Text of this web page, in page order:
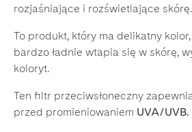
rozjaśniające i rozświetlające skórę.
To produkt, który ma delikatny
bardzo ładnie wtapia się w skórę,
koloryt.
Ten filtr przeciwsłoneczny
przed promieniowaniem UVA/UVB.